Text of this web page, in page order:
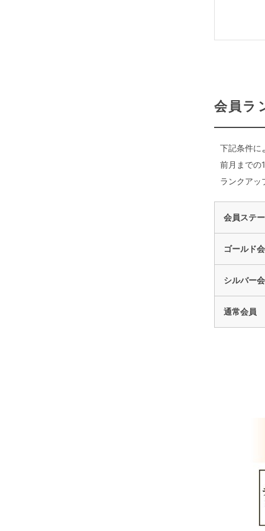
会員ラ
下記条件に
前月までの
ランクアッ
会員ステ
ゴールド
シルバー
通常会員